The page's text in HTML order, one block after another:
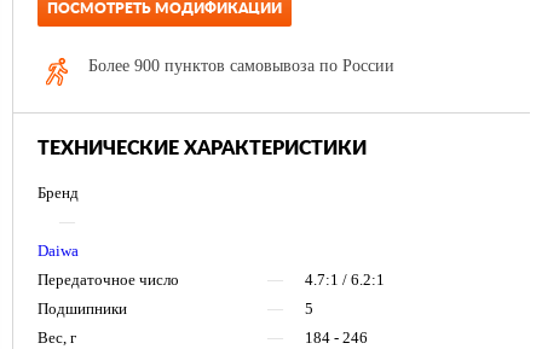
ПОСМОТРЕТЬ МОДИФИКАЦИИ
Более 900 пунктов самовывоза по России
ТЕХНИЧЕСКИЕ ХАРАКТЕРИСТИКИ
Бренд
—
Daiwa
Передаточное число
—
4.7:1 / 6.2:1
Подшипники
—
5
Вес, г
—
184 - 246